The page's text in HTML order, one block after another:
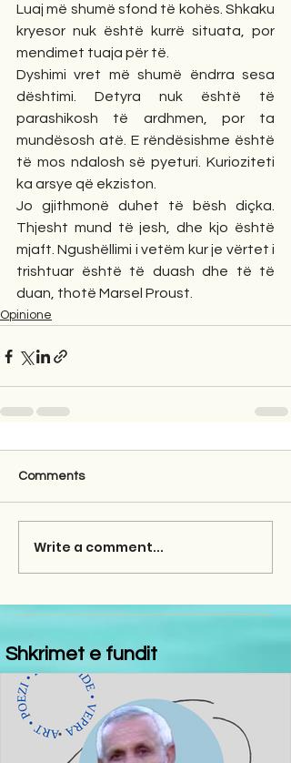
Luaj më shumë sfond të kohës. Shkaku
kryesor nuk është kurrë situata, por
mendimet tuaja për të.
Dyshimi vret më shumë ëndrra sesa
dështimi. Detyra nuk është të
parashikosh të ardhmen, por ta
mundësosh atë. E rëndësishme është
të mos ndalosh së pyeturi. Kurioziteti
ka arsye që ekziston.
Jo gjithmonë duhet të bësh diçka.
Thjesht mund të jesh, dhe kjo është
mjaft. Ngushëllimi i vetëm kur je vërtet i
trishtuar është të duash dhe të të
duan, thotë Marsel Proust.
Opinione
Comments
Write a comment...
Shkrimet e fundit